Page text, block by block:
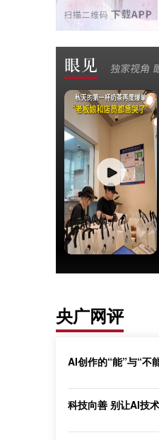
央广网评
AI创作的“能”与“不
科技向善 别让AI技